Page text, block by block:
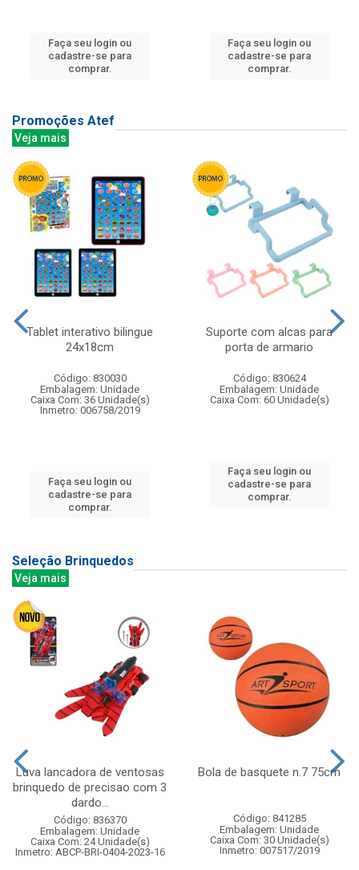
Faça seu login ou
cadastre-se para
comprar.
Faça seu login ou
cadastre-se para
comprar.
Promoções Atef
Veja mais
Tablet interativo bilingue
24x18cm
Código: 830030
Embalagem: Unidade
Caixa Com: 36 Unidade(s)
Inmetro: 006758/2019
Faça seu login ou
cadastre-se para
comprar.
Suporte com alcas para
porta de armario
Código: 830624
Embalagem: Unidade
Caixa Com: 60 Unidade(s)
Faça seu login ou
cadastre-se para
comprar.
Seleção Brinquedos
Veja mais
Luva lancadora de ventosas
brinquedo de precisao com 3
dardo...
Código: 836370
Embalagem: Unidade
Caixa Com: 24 Unidade(s)
Inmetro: ABCP-BRI-0404-2023-16
Bola de basquete n.7 75cm
Código: 841285
Embalagem: Unidade
Caixa Com: 30 Unidade(s)
Inmetro: 007517/2019